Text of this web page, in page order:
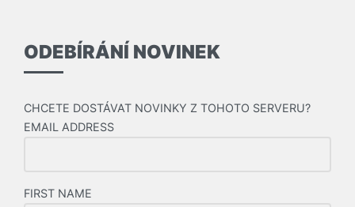
ODEBÍRÁNÍ NOVINEK
CHCETE DOSTÁVAT NOVINKY Z TOHOTO SERVERU?
EMAIL ADDRESS
FIRST NAME